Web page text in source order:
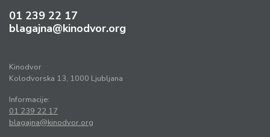
01 239 22 17
blagajna@kinodvor.org
Kinodvor
Kolodvorska 13, 1000 Ljubljana
Informacije:
01 239 22 17
blagajna@kinodvor.org